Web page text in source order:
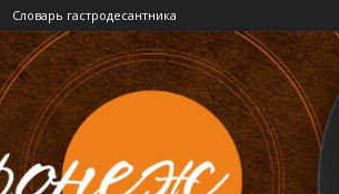
Словарь гастродесантника